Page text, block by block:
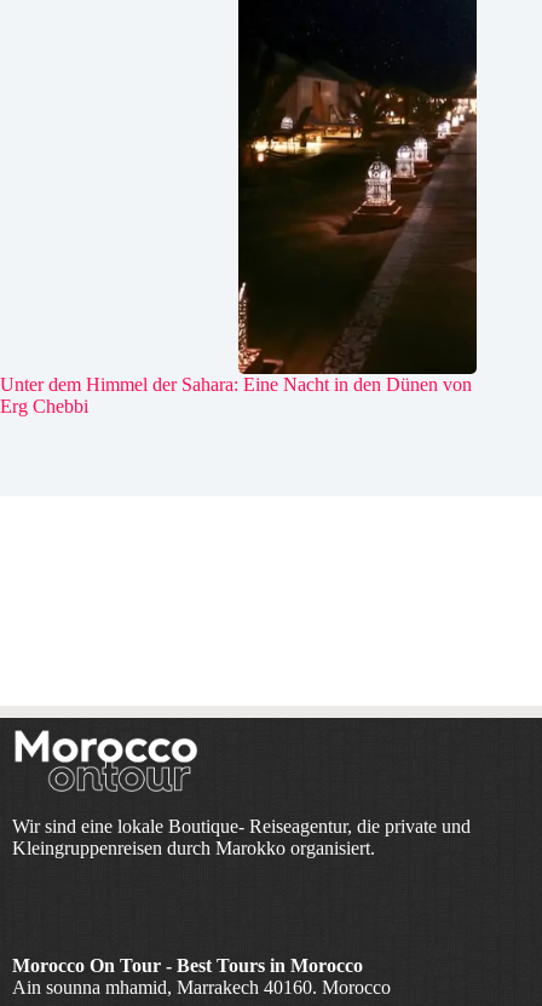
Unter dem Himmel der Sahara: Eine Nacht in den Dünen von
Erg Chebbi
Wir sind eine lokale Boutique- Reiseagentur, die private und
Kleingruppenreisen durch Marokko organisiert.
Morocco On Tour - Best Tours in Morocco
Ain sounna mhamid, Marrakech 40160. Morocco